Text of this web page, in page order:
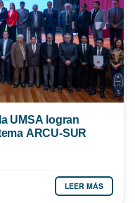
UMSA logran
ARCU-SUR
LEER MÁS